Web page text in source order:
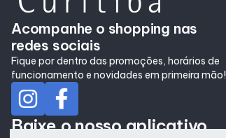
Acompanhe o shopping nas
redes sociais
Fique por dentro das promoções, horários de
funcionamento e novidades em primeira mão!
Baixe o nosso aplicativo